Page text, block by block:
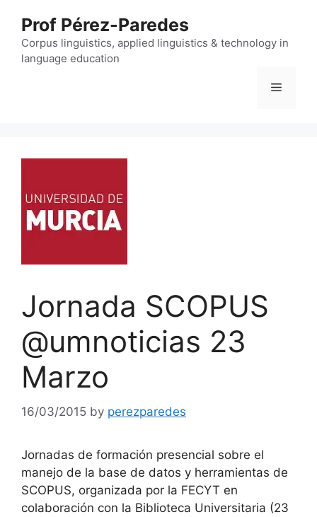
content
Prof Pérez-Paredes
Corpus linguistics, applied linguistics & technology in
language education
Menu
Jornada SCOPUS
@umnoticias 23
Marzo
16/03/2015 by perezparedes
Jornadas de formación presencial sobre el
manejo de la base de datos y herramientas de
SCOPUS, organizada por la FECYT en
colaboración con la Biblioteca Universitaria (23